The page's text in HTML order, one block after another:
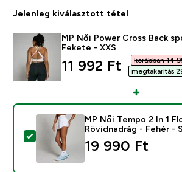
Jelenleg kiválasztott tétel
MP Női Power Cross Back
Fekete - XXS
discounted price
11 992 Ft‎
korábban 14
megtakarítás
Termék kiválasztása - MP Női
MP Női Tempo 2 In 1
Rövidnadrág - Fehér - S
19 990 Ft‎